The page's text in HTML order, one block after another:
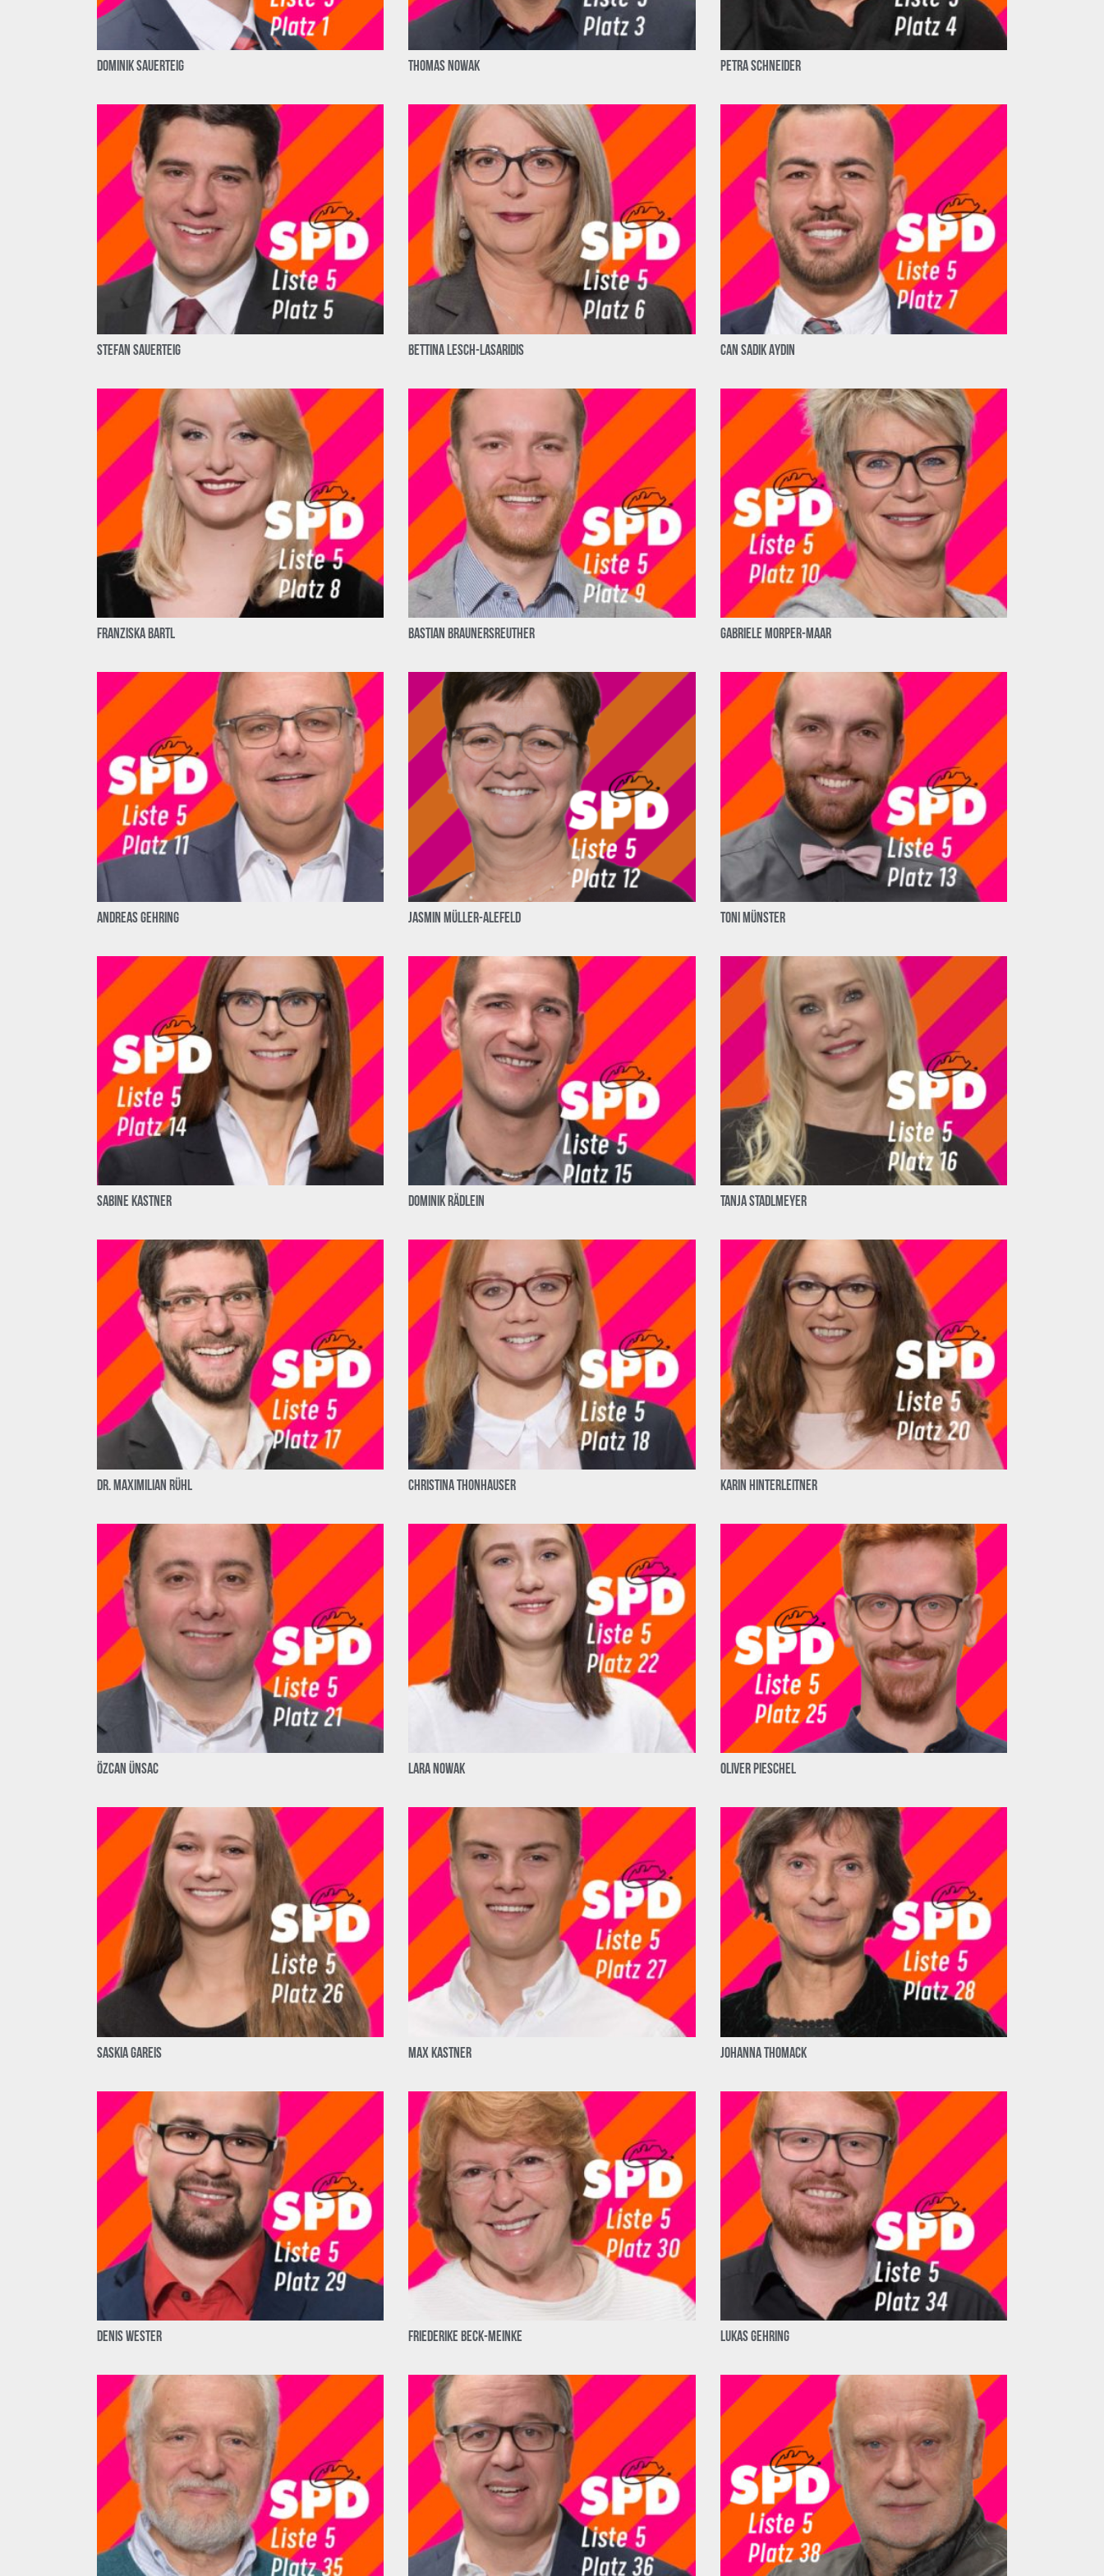
Dominik Sauerteig Thomas Nowak Petra Schneider
Stefan Sauerteig Bettina Lesch-Lasaridis Can Sadik Aydin
Franziska Bartl Bastian Braunersreuther Gabriele Morper-Maar
Andreas Gehring Jasmin Müller-Alefeld Toni Münster
Sabine Kastner Dominik Rädlein Tanja Stadlmeyer
Dr. Maximilian Rühl Christina Thonhauser Karin Hinterleitner
Özcan Ünsac Lara Nowak Oliver Pieschel
Saskia Gareis Max Kastner Johanna Thomack
Denis Wester Friederike Beck-Meinke Lukas Gehring